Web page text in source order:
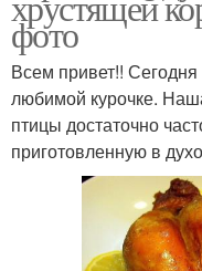
фото
Всем привет!!
любимой курочке.
птицы достаточно
приготовленную в